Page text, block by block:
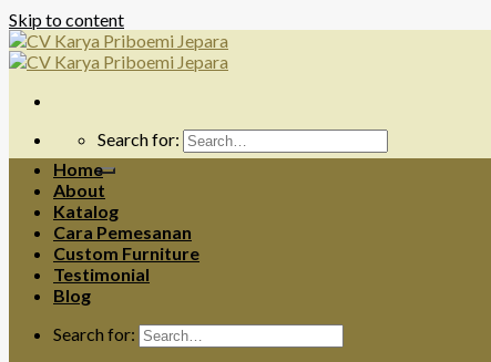
Skip to content
Search for:
Home
About
Katalog
Cara Pemesanan
Custom Furniture
Testimonial
Blog
Search for: